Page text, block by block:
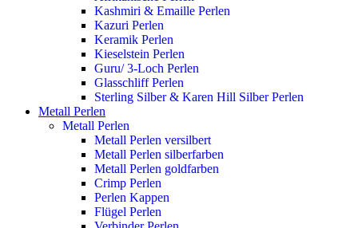
Kashmiri & Emaille Perlen
Kazuri Perlen
Keramik Perlen
Kieselstein Perlen
Guru/ 3-Loch Perlen
Glasschliff Perlen
Sterling Silber & Karen Hill Silber Perlen
Metall Perlen
Metall Perlen
Metall Perlen versilbert
Metall Perlen silberfarben
Metall Perlen goldfarben
Crimp Perlen
Perlen Kappen
Flügel Perlen